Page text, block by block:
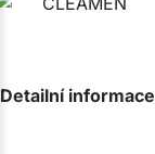
Detailní informace